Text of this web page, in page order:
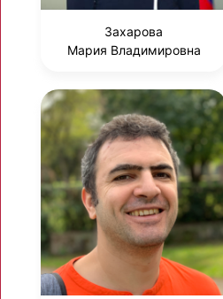
Захарова
Мария Владимировна